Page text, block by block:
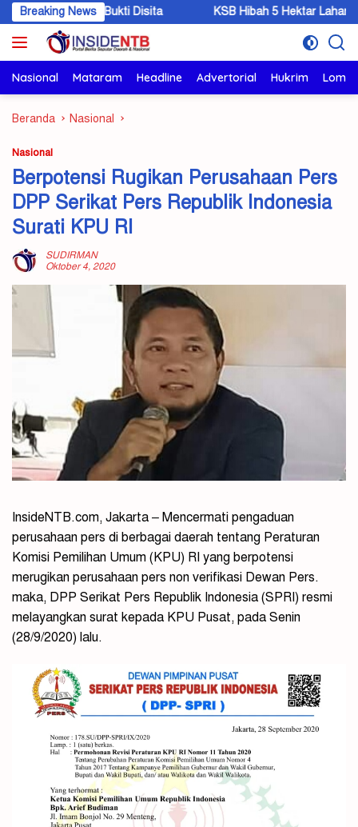
Langsung
ke
konten
Breaking News
Bukti Disita KSB Hibah 5 Hektar Lahan, Bupati:
Nasional Mataram Headline Advertorial Hukrim
Beranda Nasional
Nasional
Berpotensi Rugikan Perusahaan Pers
DPP Serikat Pers Republik Indonesia
Surati KPU RI
SUDIRMAN
Oktober 4, 2020
InsideNTB.com, Jakarta – Mencermati pengaduan
perusahaan pers di berbagai daerah tentang Peraturan
Komisi Pemilihan Umum (KPU) RI yang berpotensi
merugikan perusahaan pers non verifikasi Dewan Pers.
maka, DPP Serikat Pers Republik Indonesia (SPRI) resmi
melayangkan surat kepada KPU Pusat, pada Senin
(28/9/2020) lalu.